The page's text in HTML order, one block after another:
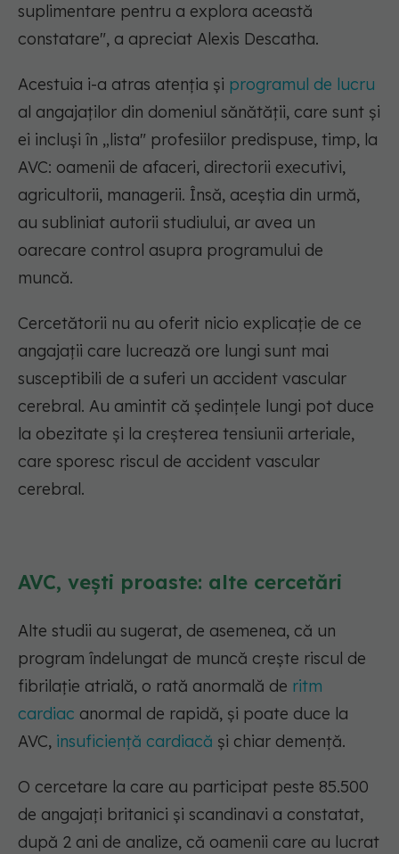
suplimentare pentru a explora această
constatare", a apreciat Alexis Descatha.
Acestuia i-a atras atenția și programul de lucru
al angajaților din domeniul sănătății, care sunt și
ei incluși în „lista" profesiilor predispuse, timp, la
AVC: oamenii de afaceri, directorii executivi,
agricultorii, managerii. Însă, aceștia din urmă,
au subliniat autorii studiului, ar avea un
oarecare control asupra programului de
muncă.
Cercetătorii nu au oferit nicio explicație de ce
angajații care lucrează ore lungi sunt mai
susceptibili de a suferi un accident vascular
cerebral. Au amintit că ședințele lungi pot duce
la obezitate și la creșterea tensiunii arteriale,
care sporesc riscul de accident vascular
cerebral.
AVC, vești proaste: alte cercetări
Alte studii au sugerat, de asemenea, că un
program îndelungat de muncă crește riscul de
fibrilație atrială, o rată anormală de ritm
cardiac anormal de rapidă, și poate duce la
AVC, insuficiență cardiacă și chiar demență.
O cercetare la care au participat peste 85.500
de angajați britanici și scandinavi a constatat,
după 2 ani de analize, că oamenii care au lucrat